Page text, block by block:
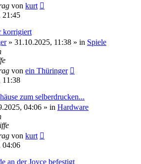
von kurt
21:45
korrigiert
» 31.10.2025, 11:38 » in Spiele
von ein Thüringer
11:38
zum selberdrucken...
04:06 » in Hardware
von kurt
04:06
an der Joyce befestigt